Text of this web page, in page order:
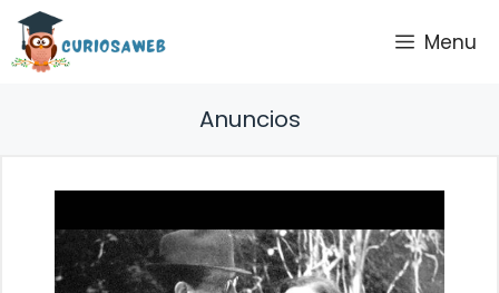
Saltar
contenido
Menu
Anuncios